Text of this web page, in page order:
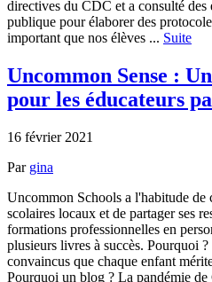
directives du CDC et a consulté des
publique pour élaborer des
important que nos élèves ... Suite
Uncommon Sense :
pour les éducateurs
16 février 2021
Par gina
Uncommon Schools a l'habitude de
scolaires locaux et de partager ses
formations professionnelles en
plusieurs livres à succès. Pourquoi
convaincus que chaque enfant
Pourquoi un blog ? La pandémie